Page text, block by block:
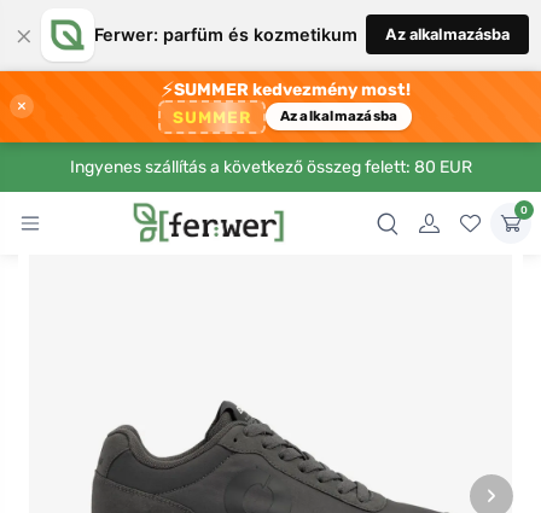
× Ferwer: parfüm és kozmetikum Az alkalmazásba
×
⚡SUMMER kedvezmény most!
SUMMER Az alkalmazásba
Ingyenes szállítás a következő összeg felett: 80 EUR
0
›